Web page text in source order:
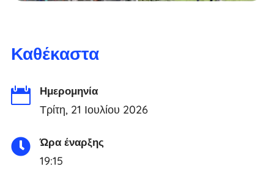
Καθέκαστα

Ημερομηνία
Τρίτη, 21 Ιουλίου 2026

Ώρα έναρξης
19:15